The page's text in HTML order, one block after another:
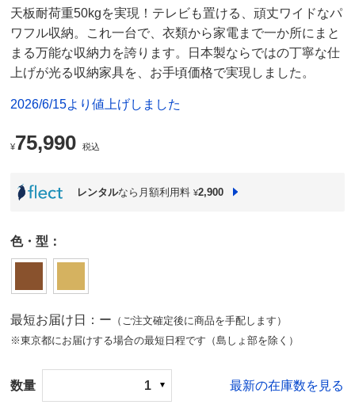
天板耐荷重50kgを実現！テレビも置ける、頑丈ワイドなパ
ワフル収納。これ一台で、衣類から家電まで一か所にまと
まる万能な収納力を誇ります。日本製ならではの丁寧な仕
上げが光る収納家具を、お手頃価格で実現しました。
2026/6/15より値上げしました
¥75,990 税込
レンタルなら月額利用料 ¥2,900
色・型：
最短お届け日：ー （ご注文確定後に商品を手配します）
※東京都にお届けする場合の最短日程です（島しょ部を除く）
数量 1 最新の在庫数を見る